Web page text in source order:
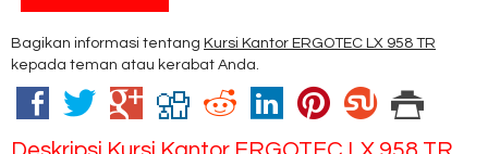
Bagikan informasi tentang Kursi Kantor ERGOTEC LX 958 TR
kepada teman atau kerabat Anda.